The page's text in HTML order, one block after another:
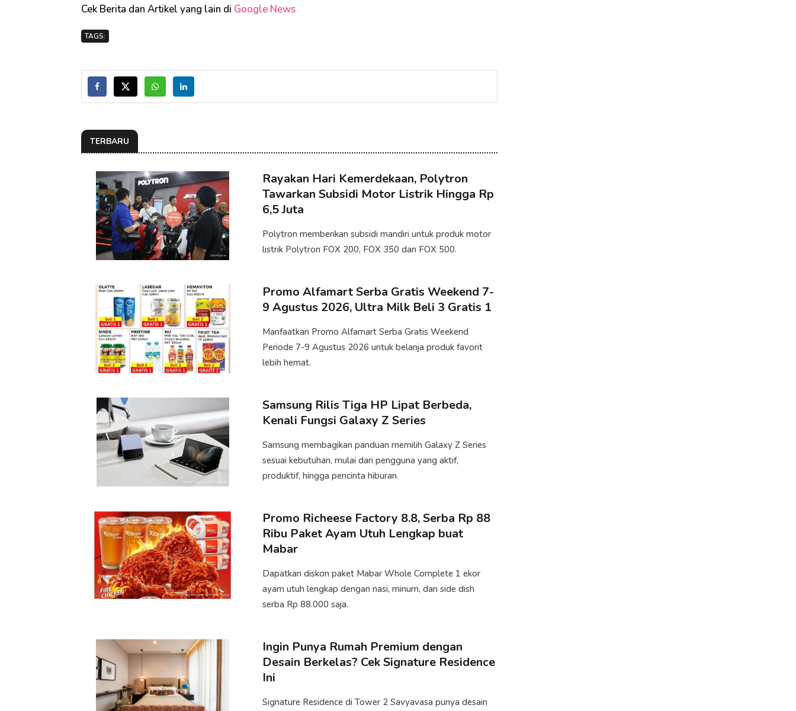
Cek Berita dan Artikel yang lain di Google News
TAGS:
TERBARU
Rayakan Hari Kemerdekaan, Polytron
Tawarkan Subsidi Motor Listrik Hingga Rp
6,5 Juta
Polytron memberikan subsidi mandiri​ untuk produk motor
listrik Polytron FOX 200, FOX 350 dan FOX 500.
Promo Alfamart Serba Gratis Weekend 7-
9 Agustus 2026, Ultra Milk Beli 3 Gratis 1
Manfaatkan Promo Alfamart Serba Gratis Weekend
Periode 7-9 Agustus 2026 untuk belanja produk favorit
lebih hemat.
Samsung Rilis Tiga HP Lipat Berbeda,
Kenali Fungsi Galaxy Z Series
Samsung membagikan panduan memilih Galaxy Z Series
sesuai kebutuhan, mulai dari pengguna yang aktif,
produktif, hingga pencinta hiburan.
Promo Richeese Factory 8.8, Serba Rp 88
Ribu Paket Ayam Utuh Lengkap buat
Mabar
Dapatkan diskon paket Mabar Whole Complete 1 ekor
ayam utuh lengkap dengan nasi, minum, dan side dish
serba Rp 88.000 saja.
Ingin Punya Rumah Premium dengan
Desain Berkelas? Cek Signature Residence
Ini
​Signature Residence di Tower 2 Savyavasa punya desain